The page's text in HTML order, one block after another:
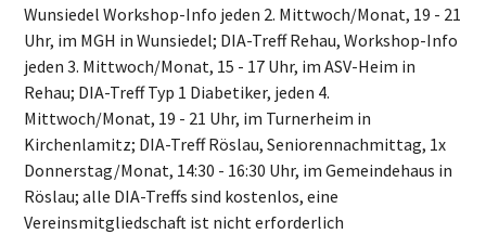
Wunsiedel Workshop-Info jeden 2. Mittwoch/Monat, 19 - 21
Uhr, im MGH in Wunsiedel; DIA-Treff Rehau, Workshop-Info
jeden 3. Mittwoch/Monat, 15 - 17 Uhr, im ASV-Heim in
Rehau; DIA-Treff Typ 1 Diabetiker, jeden 4.
Mittwoch/Monat, 19 - 21 Uhr, im Turnerheim in
Kirchenlamitz; DIA-Treff Röslau, Seniorennachmittag, 1x
Donnerstag/Monat, 14:30 - 16:30 Uhr, im Gemeindehaus in
Röslau; alle DIA-Treffs sind kostenlos, eine
Vereinsmitgliedschaft ist nicht erforderlich